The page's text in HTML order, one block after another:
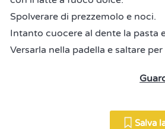
Spolverare di prezzemolo e noci.
Intanto cuocere al dente la pasta
Versarla nella padella e saltare
Salva